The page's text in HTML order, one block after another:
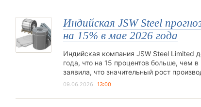
Индийская JSW Steel
на 15% в мае 2026 года
Индийская компания JSW Steel Limited
года, что на 15 процентов больше, чем
заявила, что значительный рост
09.06.2026 13:00